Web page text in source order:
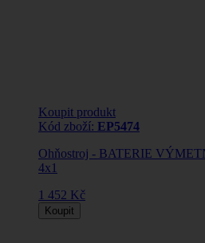
Koupit produkt
Kód zboží: EP5474
Ohňostroj - BATERIE
4x1
1 452 Kč
Koupit